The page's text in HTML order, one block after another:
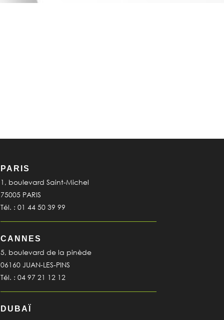
PARIS
1, boulevard Saint-Michel
75005 PARIS
Tél. : 01 44 50 39 99
CANNES
5, boulevard de la pinède
06160 JUAN-LES-PINS
Tél. : 04 97 21 12 12
DUBAÏ